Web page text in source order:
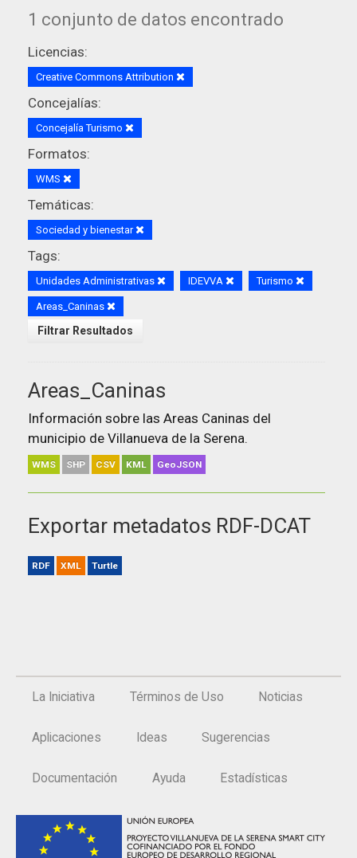
1 conjunto de datos encontrado
Licencias:
Creative Commons Attribution
Concejalías:
Concejalía Turismo
Formatos:
WMS
Temáticas:
Sociedad y bienestar
Tags:
Unidades Administrativas IDEVVA Turismo
Areas_Caninas
Filtrar Resultados
Areas_Caninas
Información sobre las Areas Caninas del
municipio de Villanueva de la Serena.
WMS SHP CSV KML GeoJSON
Exportar metadatos RDF-DCAT
RDF XML Turtle
La Iniciativa Términos de Uso Noticias
Aplicaciones Ideas Sugerencias
Documentación Ayuda Estadísticas